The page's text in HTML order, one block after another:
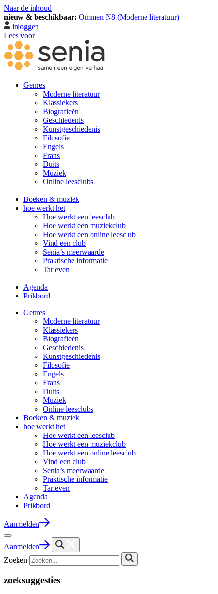
Naar de inhoud
nieuw & beschikbaar: Ommen N8 (Moderne literatuur)
inloggen
Lees voor
Genres
Moderne literatuur
Klassiekers
Biografieën
Geschiedenis
Kunst­geschiedenis
Filosofie
Engels
Frans
Duits
Muziek
Online leesclubs
Boeken & muziek
hoe werkt het
Hoe werkt een leesclub
Hoe werkt een muziekclub
Hoe werkt een online leesclub
Vind een club
Senia’s meerwaarde
Praktische informatie
Tarieven
Agenda
Prikbord
Genres
Moderne literatuur
Klassiekers
Biografieën
Geschiedenis
Kunst­geschiedenis
Filosofie
Engels
Frans
Duits
Muziek
Online leesclubs
Boeken & muziek
hoe werkt het
Hoe werkt een leesclub
Hoe werkt een muziekclub
Hoe werkt een online leesclub
Vind een club
Senia’s meerwaarde
Praktische informatie
Tarieven
Agenda
Prikbord
Aanmelden
Aanmelden
Zoeken
zoeksuggesties